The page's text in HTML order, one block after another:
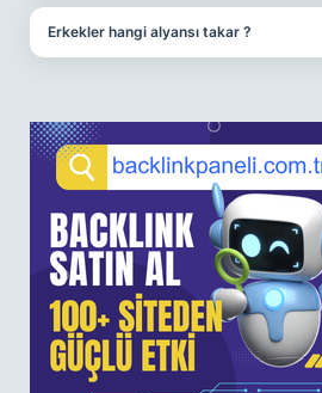
Erkekler hangi alyansı takar ?